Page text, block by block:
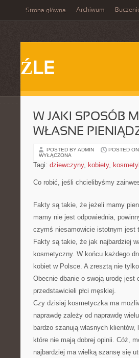
Strona główna Archiwum
ŹLE
W JAKI SPOSÓB
WŁASNE
POSTED BY ADMIN POSTED
WYŁĄCZONA
Tagi: dziewczyny, kobiety,
Co robić, jeśli chcielibyśmy
Fakty są takie, że jeżeli mamy
mamy nie jest odpowiednia,
czymś niesamowicie istotnym jest
Fakty są takie, że jak najbardziej
kosmetyczny. W końcu każdego
kobiet w Polsce. A zresztą nie
Obecnie dbanie o swoją urodę
przedstawicieli płci męskiej.
Czy dzisiaj kosmetyczka ma
naprawdę zależy od naprawdę
bardzo szanują własnych
które nie mają dobrej opinii. Cóż,
najbardziej ma wielką szansę się